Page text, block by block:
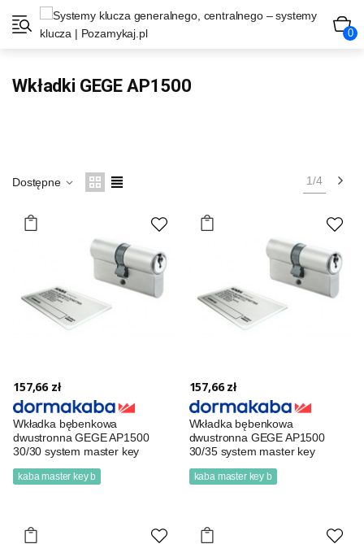
0
Wkładki GEGE AP1500
Dostępne 1/4
157,66 zł
Wkładka bębenkowa
dwustronna GEGE AP1500
30/30 system master key
kaba master key b
157,66 zł
Wkładka bębenkowa
dwustronna GEGE AP1500
30/35 system master key
kaba master key b